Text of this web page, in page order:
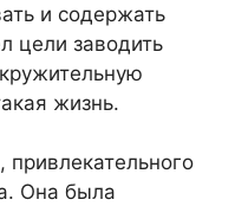
и содержать
цели заводить
жизнь.
Она была